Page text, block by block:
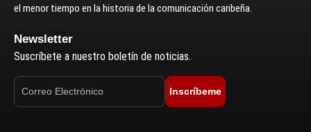
el menor tiempo en la historia de la comunicación caribeña.
Newsletter
Suscríbete a nuestro boletín de noticias.
Inscríbeme